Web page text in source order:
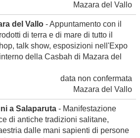
Mazara del Vallo
del Vallo - Appuntamento con il
di terra e di mare di tutto il
talk show, esposizioni nell'Expo
della Casbah di Mazara del
data non confermata
Mazara del Vallo
a Salaparuta - Manifestazione
di antiche tradizioni salitane,
dalle mani sapienti di persone